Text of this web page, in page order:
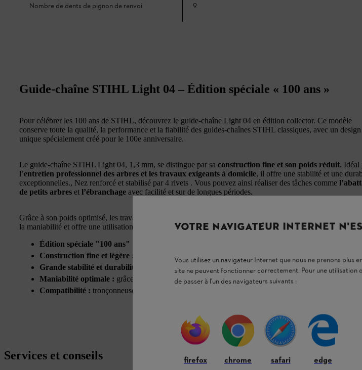
Nombre de dents de pignon de renvoi 9
Guide-chaîne STIHL Light 04 – Édition spéciale « 100 ans »
Pour célébrer les 100 ans de STIHL, découvrez le guide-chaîne Light 04 en édition collector. Ce modèle
conserve toute la qualité, la performance et la fiabilité des guides-chaînes STIHL classiques, avec un design
unique spécialement créé pour le 100e anniversaire.
Le guide-chaîne STIHL Light 04, 1,3 mm, se distingue par sa construction fine et son poids réduit. Idéal
l’entretien professionnel des arbres et les travaux exigeants à domicile, il offre une stabilité et une
exceptionnelles., Nez renforcé et stabilisé par 4 rivets . Vous pouvez ainsi réaliser des tâches comme
de petits arbres et l’ébranchage avec facilité et sur de longues périodes.
Grâce à son poids optimisé, les travaux de sciage sont plus confortables et moins fatigants. Son équilibre
la maniabilité et offre une utilisation agile.
Édition spéciale "100 ans" :
Construction fine et légère :
pour un travail rapide et précis
Grande stabilité et durabilité :
nez renforcé avec pignon de renvoi fixé par 4 rivets
Maniabilité optimale : grâce à un équilibre parfait
Compatibilité : tronçonneuses équipées de chaînes STIHL 3/8"P
Services et conseils
VOTRE NAVIGATEUR INTERNET
Vous utilisez un navigateur Internet que nous ne prenons plus
site ne peuvent fonctionner correctement. Pour une utilisation
de passer à l'un des navigateurs suivants :
firefox chrome safari edge